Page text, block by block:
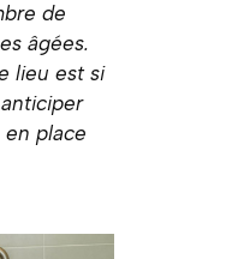
de
âgées.
lieu est si
place